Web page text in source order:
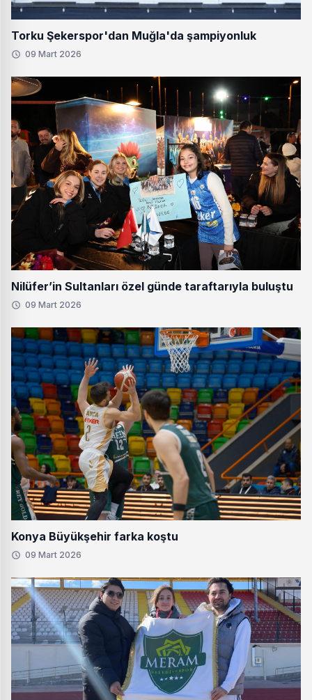
Torku Şekerspor'dan Muğla'da şampiyonluk
09 Mart 2026
Nilüfer’in Sultanları özel günde taraftarıyla buluştu
09 Mart 2026
Konya Büyükşehir farka koştu
09 Mart 2026